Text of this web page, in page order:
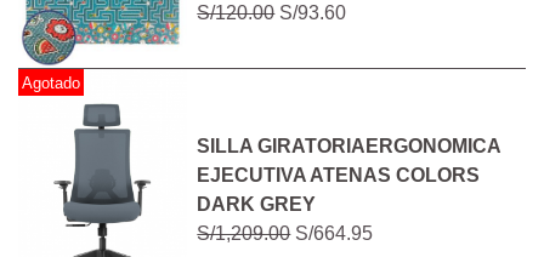
S/120.00S/93.60
Agotado
SILLA GIRATORIAERGONOMICA
EJECUTIVA ATENAS COLORS
DARK GREY
S/1,209.00S/664.95